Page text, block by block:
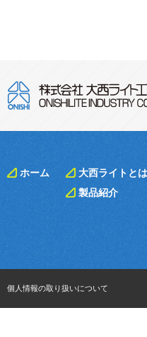
ホーム
大西ライトとは
製品紹介
個人情報の取り扱いについて